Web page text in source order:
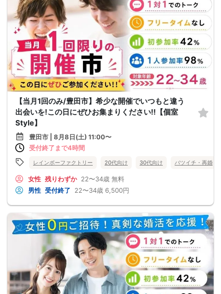
【当月1回のみ/豊田市】希少な開催でいつもと違う
出会いを!この日にぜひお集まりください!!【個室
Style】
豊田市 | 8月8日(土) 11:00〜
受付終了まで4時間
レインボーファクトリー 20代向け 30代向け バツイチ・再婚
女性 残りわずか 22〜34歳 無料
男性 受付終了 22〜34歳 6,500円